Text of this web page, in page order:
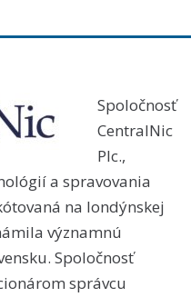
Spoločnosť
CentralNic
Plc.,
a spravovania
na londýnskej
významnú
Spoločnosť
správcu